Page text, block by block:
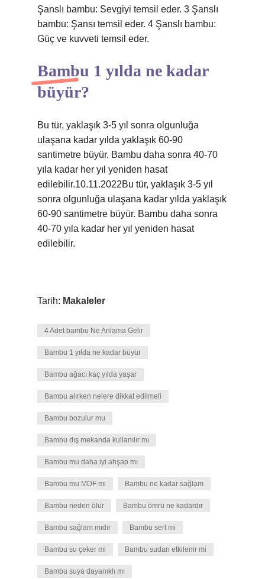
Şanslı bambu: Sevgiyi temsil eder. 3 Şanslı
bambu: Şansı temsil eder. 4 Şanslı bambu:
Güç ve kuvveti temsil eder.
Bambu 1 yılda ne kadar
büyür?
Bu tür, yaklaşık 3-5 yıl sonra olgunluğa
ulaşana kadar yılda yaklaşık 60-90
santimetre büyür. Bambu daha sonra 40-70
yıla kadar her yıl yeniden hasat
edilebilir.10.11.2022Bu tür, yaklaşık 3-5 yıl
sonra olgunluğa ulaşana kadar yılda yaklaşık
60-90 santimetre büyür. Bambu daha sonra
40-70 yıla kadar her yıl yeniden hasat
edilebilir.
Tarih: Makaleler
4 Adet bambu Ne Anlama Gelir
Bambu 1 yılda ne kadar büyür
Bambu ağacı kaç yılda yaşar
Bambu alırken nelere dikkat edilmeli
Bambu bozulur mu
Bambu dış mekanda kullanılır mı
Bambu mu daha iyi ahşap mı
Bambu mu MDF mi Bambu ne kadar sağlam
Bambu neden ölür Bambu ömrü ne kadardır
Bambu sağlam mıdır Bambu sert mi
Bambu su çeker mi Bambu sudan etkilenir mi
Bambu suya dayanıklı mı